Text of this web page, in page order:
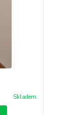
Skladem